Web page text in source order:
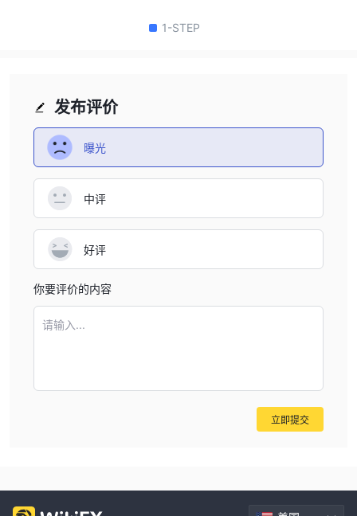
取相反的头寸，可能会掩盖真实的风险和绩效指标。 禁止在同
1-STEP
发布评价
曝光
中评
好评
你要评价的内容
请输入...
立即提交